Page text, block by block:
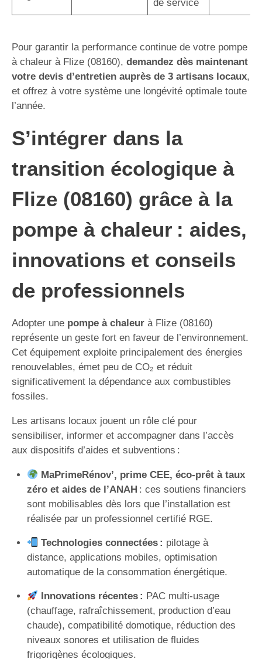
de service
Pour garantir la performance continue de votre pompe
à chaleur à Flize (08160), demandez dès maintenant
votre devis d’entretien auprès de 3 artisans locaux,
et offrez à votre système une longévité optimale toute
l’année.
S’intégrer dans la
transition écologique à
Flize (08160) grâce à la
pompe à chaleur : aides,
innovations et conseils
de professionnels
Adopter une pompe à chaleur à Flize (08160)
représente un geste fort en faveur de l’environnement.
Cet équipement exploite principalement des énergies
renouvelables, émet peu de CO₂ et réduit
significativement la dépendance aux combustibles
fossiles.
Les artisans locaux jouent un rôle clé pour
sensibiliser, informer et accompagner dans l’accès
aux dispositifs d’aides et subventions :
MaPrimeRénov’, prime CEE, éco-prêt à taux
zéro et aides de l’ANAH : ces soutiens financiers
sont mobilisables dès lors que l’installation est
réalisée par un professionnel certifié RGE.
Technologies connectées : pilotage à
distance, applications mobiles, optimisation
automatique de la consommation énergétique.
Innovations récentes : PAC multi-usage
(chauffage, rafraîchissement, production d’eau
chaude), compatibilité domotique, réduction des
niveaux sonores et utilisation de fluides
frigorigènes écologiques.